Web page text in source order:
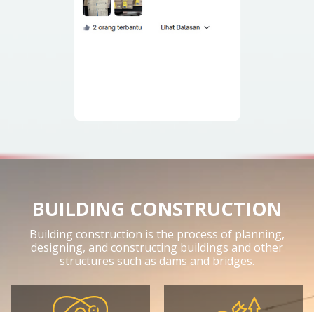
BUILDING CONSTRUCTION
Building construction is the process of planning,
designing, and constructing buildings and other
structures such as dams and bridges.